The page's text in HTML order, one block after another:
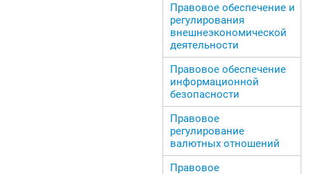
Правовое обеспечение и
регулирования
внешнеэкономической
деятельности
Правовое обеспечение
информационной
безопасности
Правовое
регулирование
валютных отношений
Правовое